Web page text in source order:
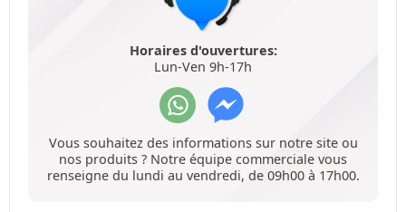
Horaires d'ouvertures:
Lun-Ven 9h-17h
Vous souhaitez des informations sur notre site ou
nos produits ? Notre équipe commerciale vous
renseigne du lundi au vendredi, de 09h00 à 17h00.